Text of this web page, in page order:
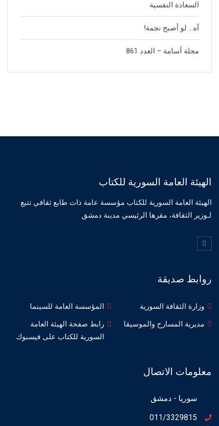
السعادة النفسية
آه… لو أصبح نجمة!
مجلة أسامة – العدد 861
الهيئة العامة السورية للكتاب
الهيئة العامة السورية للكتاب مؤسسة عامة ذات طابع ثقافي تتبع
لـوزير الثقافة، مقرها الرئيسي مدينة دمشق
روابط صديقة
وزارة الثقافة السورية
المؤسسة العامة للسينما
مديرية المسارح والموسيقا
رابط صفحة الهيئة العامة
السورية للكتاب على فيسبوك
معلومات الاتصال
سوريا - دمشق
011/3329815